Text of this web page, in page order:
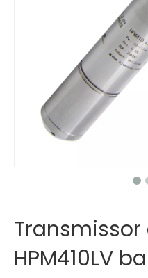
HPM410LV